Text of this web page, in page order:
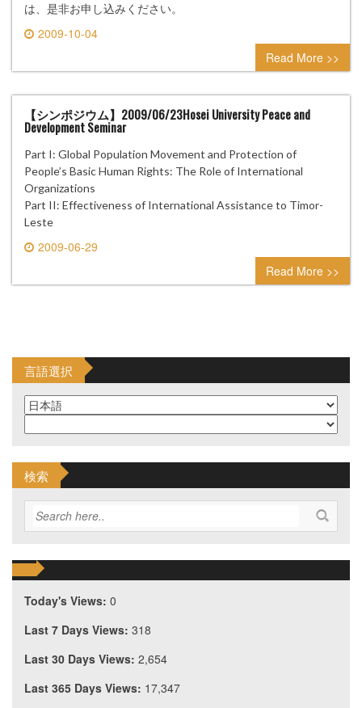
は、是非お申し込みください。
2009-10-04
0 comment
Read More >>
【シンポジウム】2009/06/23Hosei University Peace and
Development Seminar
Part I: Global Population Movement and Protection of
People’s Basic Human Rights: The Role of International
Organizations
Part II: Effectiveness of International Assistance to Timor-
Leste
2009-06-29
0 comment
Read More >>
言語選択
検索
Today's Views: 0
Last 7 Days Views: 318
Last 30 Days Views: 2,654
Last 365 Days Views: 17,347